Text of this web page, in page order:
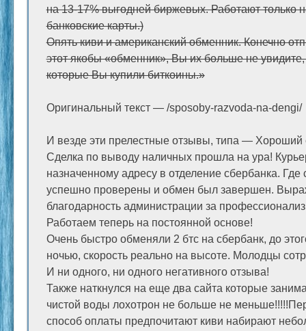
на 13-17% выгодней биржевых. Работают только
банковские карты.)
Опять киви и американский обменник. Конечно
этот якобы «обменник», Вы их больше не увидите,
которые Вы купили биткоины.»
Оригинальный текст — /sposoby-razvoda-na-dengi/
И везде эти прелестные отзывы, типа — Хороший
Сделка по выводу наличных прошла на ура!
назначенному адресу в отделение сбербанка. Где
успешно проверены и обмен был завершен.
благодарность администрации за
Работаем теперь на постоянной основе!
Очень быстро обменяли 2 бтс на сбербанк, до
ночью, скорость реально на высоте. Молодцы
И ни одного, ни одного негативного отзыва!
Также наткнулся на еще два сайта которые
чистой воды лохотрон не больше не
способ оплаты предпочитают киви набирают